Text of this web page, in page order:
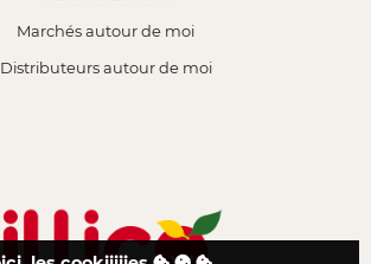
Marchés autour de moi
Distributeurs autour de moi